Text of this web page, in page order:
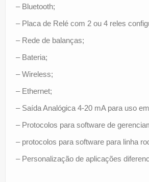
– Bluetooth;
– Placa de Relé com 2 ou 4 reles
– Rede de balanças;
– Bateria;
– Wireless;
– Ethernet;
– Saída Analógica 4-20 mA para uso
– Protocolos para software de
– protocolos para software para linha
– Personalização de aplicações